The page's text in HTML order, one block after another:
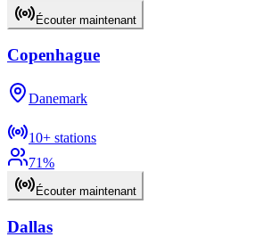
Écouter maintenant
Copenhague
Danemark
10+ stations
71%
Écouter maintenant
Dallas